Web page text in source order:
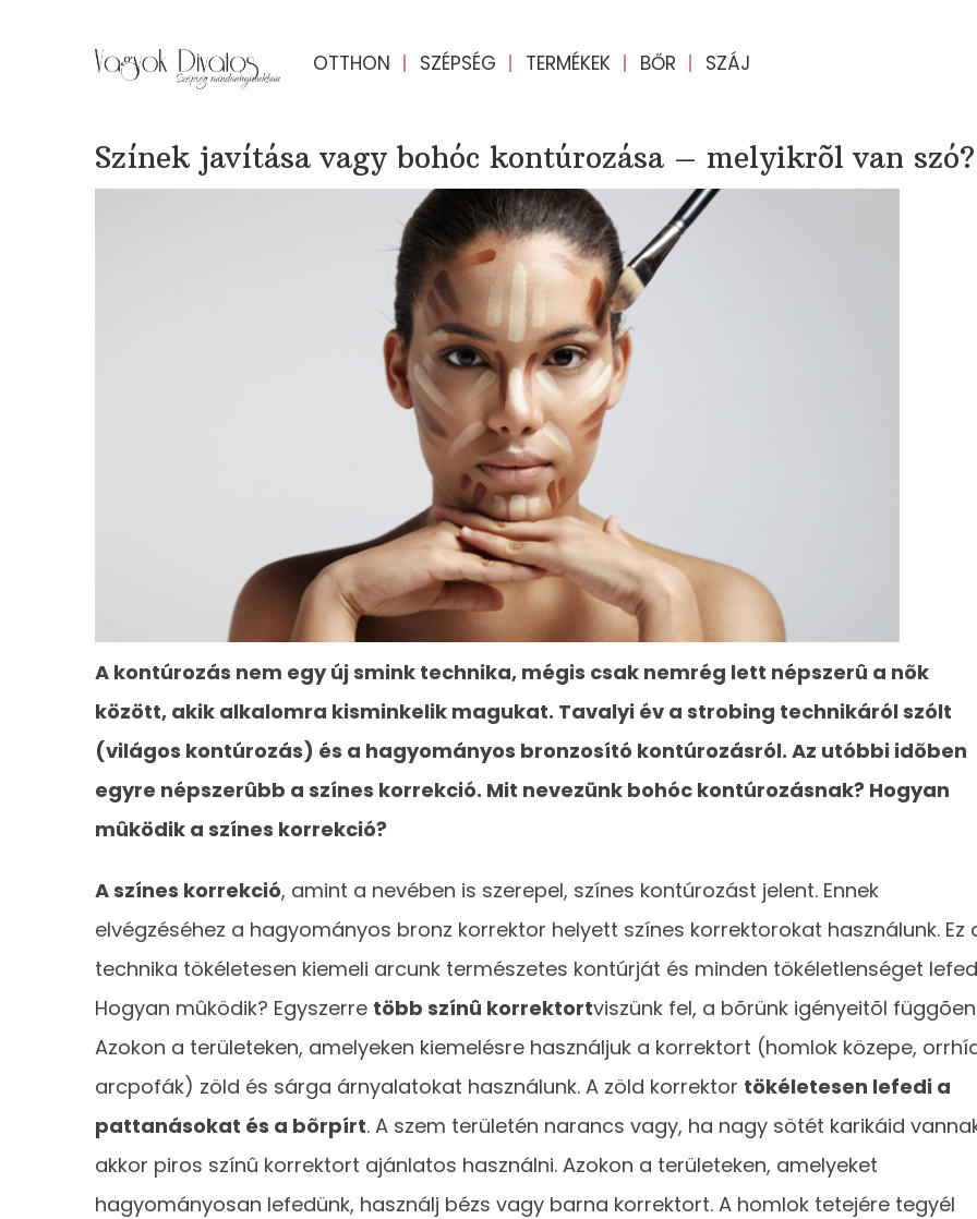
OTTHON SZÉPSÉG TERMÉKEK BŐR SZÁJ
Színek javítása vagy bohóc kontúrozása – melyikrõl van szó?
A kontúrozás nem egy új smink technika, mégis csak nemrég lett népszerû a nõk
között, akik alkalomra kisminkelik magukat. Tavalyi év a strobing technikáról szólt
(világos kontúrozás) és a hagyományos bronzosító kontúrozásról. Az utóbbi idõben
egyre népszerûbb a színes korrekció. Mit nevezünk bohóc kontúrozásnak? Hogyan
mûködik a színes korrekció?
A színes korrekció, amint a nevében is szerepel, színes kontúrozást jelent. Ennek
elvégzéséhez a hagyományos bronz korrektor helyett színes korrektorokat használunk. Ez
technika tökéletesen kiemeli arcunk természetes kontúrját és minden tökéletlenséget
Hogyan mûködik? Egyszerre több színû korrektortviszünk fel, a bõrünk igényeitõl
Azokon a területeken, amelyeken kiemelésre használjuk a korrektort (homlok közepe,
arcpofák) zöld és sárga árnyalatokat használunk. A zöld korrektor tökéletesen lefedi a
pattanásokat és a bõrpírt. A szem területén narancs vagy, ha nagy sötét karikáid
akkor piros színû korrektort ajánlatos használni. Azokon a területeken, amelyeket
hagyományosan lefedünk, használj bézs vagy barna korrektort. A homlok tetejére tegyél